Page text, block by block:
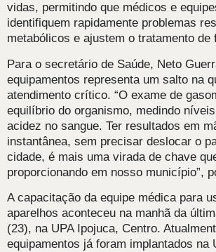
vidas, permitindo que médicos e
identifiquem rapidamente problemas
metabólicos e ajustem o tratamento de
Para o secretário de Saúde, Neto
equipamentos representa um salto na
atendimento crítico. “O exame de
equilíbrio do organismo, medindo
acidez no sangue. Ter resultados em
instantânea, sem precisar deslocar o
cidade, é mais uma virada de chave
proporcionando em nosso município”,
A capacitação da equipe médica para
aparelhos aconteceu na manhã da
(23), na UPA Ipojuca, Centro.
equipamentos já foram implantados na